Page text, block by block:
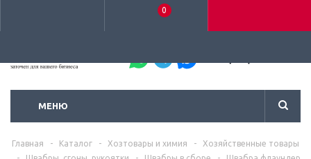
0
МЕНЮ
Главная - Каталог - Хозтовары и химия -
Хозяйственные товары